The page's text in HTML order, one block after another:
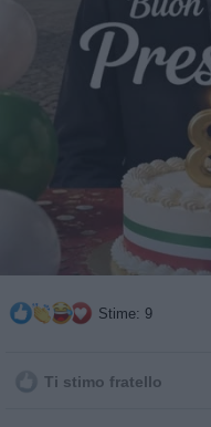
Stime: 9
Ti stimo fratello